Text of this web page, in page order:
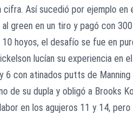
Así sucedió por ejemplo en
green en un tiro y pagó con
hoyos, el desafío se fue en
lucían su experiencia en
con atinados putts de
de su dupla y obligó a Brooks
en los agujeros 11 y 14,